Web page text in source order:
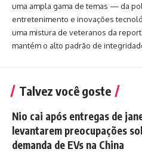
uma ampla gama de temas — da
entretenimento e inovações
uma mistura de veteranos da
mantém o alto padrão de
Talvez você goste
Nio cai após entregas de
levantarem preocupações
demanda de EVs na China